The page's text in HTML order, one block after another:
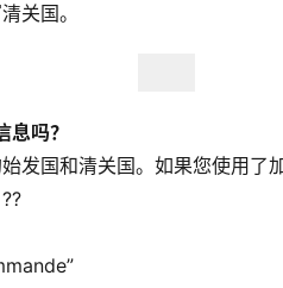
关国。
吗？
发国和清关国。如果您使用了